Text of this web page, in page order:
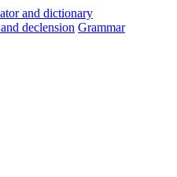
and declension Grammar